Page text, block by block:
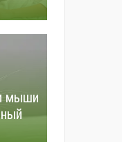
мыши